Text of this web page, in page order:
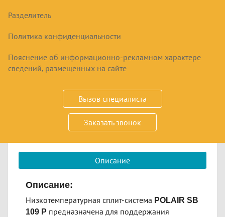
Разделитель
Политика конфиденциальности
Пояснение об информационно-рекламном характере
сведений, размещенных на сайте
Вызов специалиста
Заказать звонок
НИЗКОТЕМПЕРАТУРНАЯ POLAIR SB 109 P
154507₽
Срок заказа5-11 дней
низкотемпературная; от -25 до -15 °C; 220 В
Описание
Описание:
Низкотемпературная сплит-система POLAIR SB
109 P предназначена для поддержания